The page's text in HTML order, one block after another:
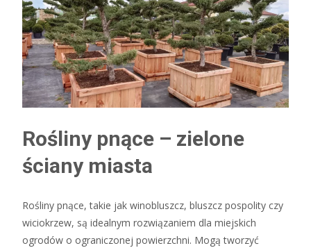
Rośliny pnące – zielone
ściany miasta
Rośliny pnące, takie jak winobluszcz, bluszcz pospolity czy
wiciokrzew, są idealnym rozwiązaniem dla miejskich
ogrodów o ograniczonej powierzchni. Mogą tworzyć